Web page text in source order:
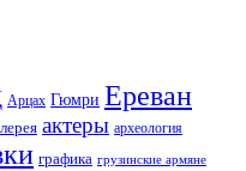
Арцах Гюмри Ереван
актеры археология
графика грузинские армяне